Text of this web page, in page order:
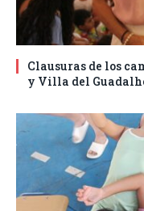
Clausuras de los
y Villa del